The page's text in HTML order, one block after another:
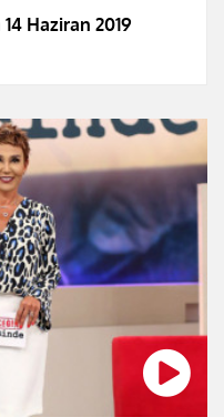
Haziran 2019